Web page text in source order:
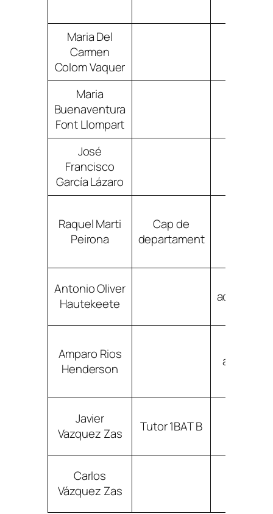
Maria Del
Carmen
Colom Vaquer
Maria
Buenaventura
Font Llompart
José
Francisco
García Lázaro
Raquel Marti
Peirona
Cap de
departament
Antonio Oliver
Hautekeete
Amparo Rios
Henderson
Javier
Vazquez Zas
Tutor 1BAT B
Carlos
Vázquez Zas